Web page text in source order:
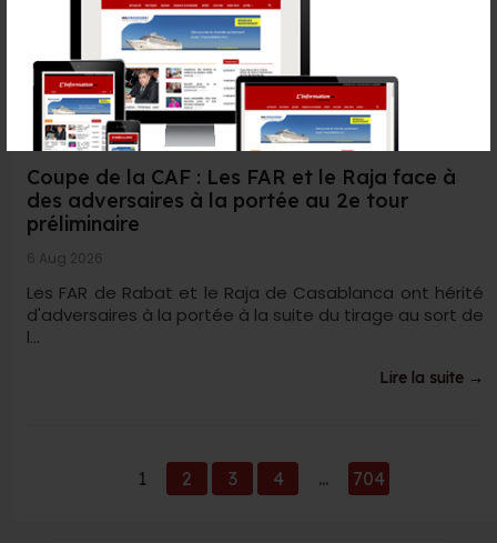
Coupe de la CAF : Les FAR et le Raja face à
des adversaires à la portée au 2e tour
préliminaire
6 Aug 2026
Les FAR de Rabat et le Raja de Casablanca ont hérité
d'adversaires à la portée à la suite du tirage au sort de
l...
Lire la suite →
1 2 3 4 ... 704